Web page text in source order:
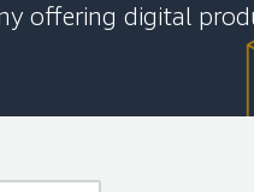
offering digital